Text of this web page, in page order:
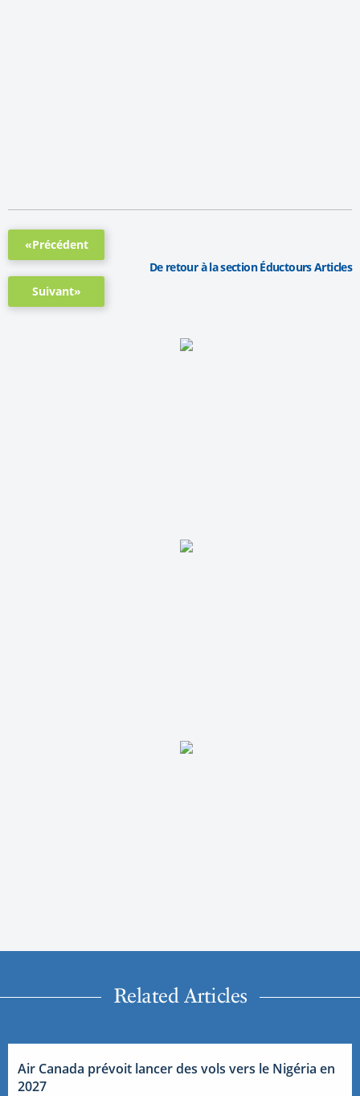
«Précédent
Suivant»
De retour à la section Éductours Articles
Related Articles
Air Canada prévoit lancer des vols vers le Nigéria en
2027